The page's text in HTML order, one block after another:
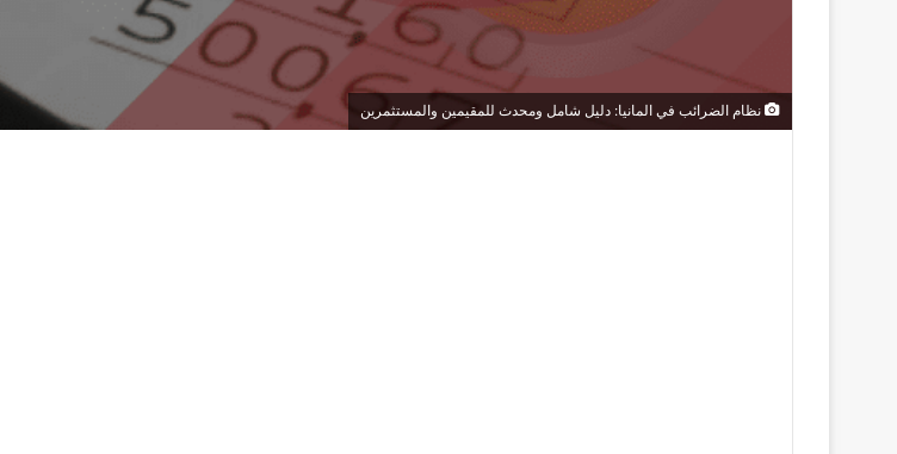
نظام الضرائب في المانيا: دليل شامل ومحدث للمقيمين والمستثمرين